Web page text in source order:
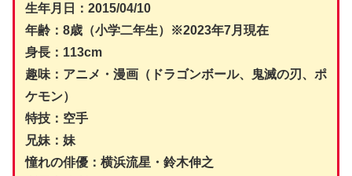
生年月日：2015/04/10
年齢：8歳（小学二年生）※2023年7月現在
身長：113cm
趣味：アニメ・漫画（ドラゴンボール、鬼滅の刃、ポ
ケモン）
特技：空手
兄妹：妹
憧れの俳優：横浜流星・鈴木伸之